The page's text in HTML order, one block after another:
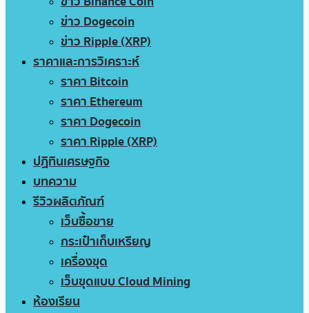
ข่าว Dogecoin
ข่าว Ripple (XRP)
ราคาและการวิเคราะห์
ราคา Bitcoin
ราคา Ethereum
ราคา Dogecoin
ราคา Ripple (XRP)
ปฏิทินเศรษฐกิจ
บทความ
รีวิวผลิตภัณฑ์
เว็บซื้อขาย
กระเป๋าเก็บเหรียญ
เครื่องขุด
เว็บขุดแบบ Cloud Mining
ห้องเรียน